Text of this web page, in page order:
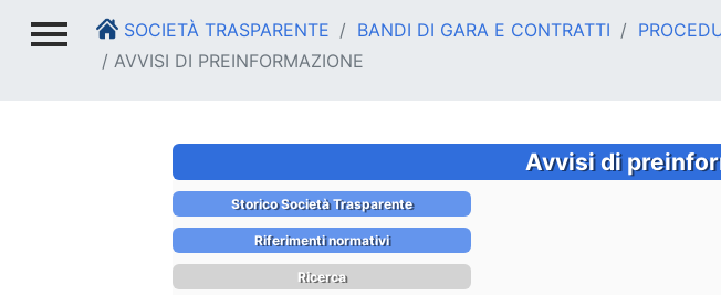
SOCIETÀ TRASPARENTE BANDI DI GARA E CONTRATTI
AVVISI DI PREINFORMAZIONE
Avvisi di
Storico Società Trasparente
Riferimenti normativi
Ricerca